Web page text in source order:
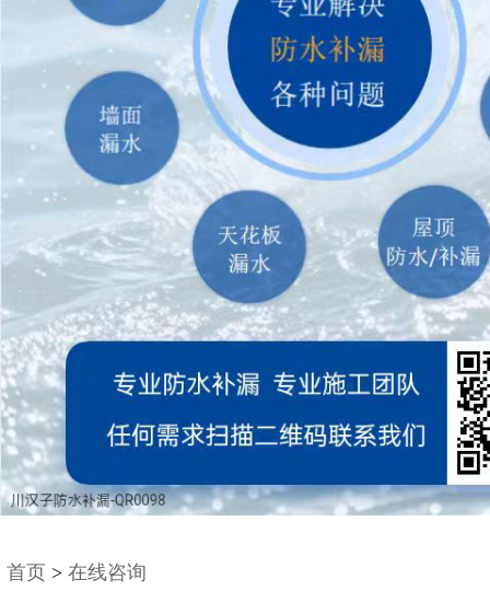
首页 > 在线咨询